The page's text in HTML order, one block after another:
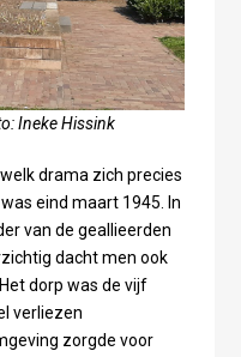
Ineke Hissink
drama zich precies
eind maart 1945. In
van de geallieerden
dacht men ook
dorp was de vijf
verliezen
zorgde voor